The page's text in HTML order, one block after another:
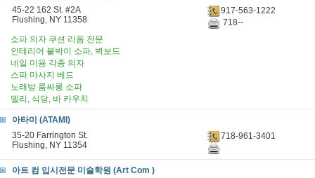
45-22 162 St. #2A
Flushing, NY 11358
917-563-1222
718--
소파 의자 쿠션 리폼 전문
인테리어 붙박이 소파, 벽보드
네일 미용 각종 의자
스파 마사지 베드
노래방 룸싸롱 소파
델리, 식당, 바 카우치
아타미 (ATAMI)
35-20 Farrington St.
Flushing, NY 11354
718-961-3401
아트 컴 입시전문 미술학원 (Art Com )